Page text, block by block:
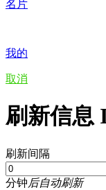
名片
我的
取消
刷新信息
刷新间隔
分钟后自动刷新